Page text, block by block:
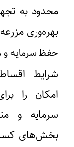
محدود به
بهره‌وری
حفظ سرمایه و
شرایط
امکان را
سرمایه و
بخش‌های